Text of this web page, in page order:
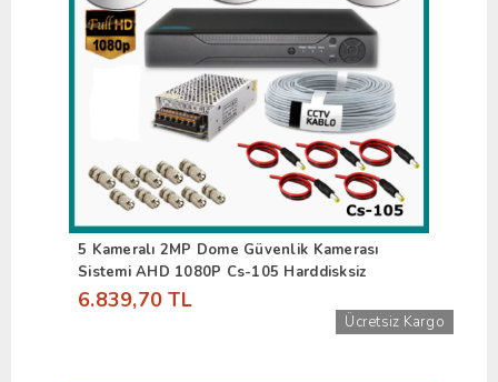
5 Kameralı 2MP Dome Güvenlik Kamerası
Sistemi AHD 1080P Cs-105 Harddisksiz
6.839,70 TL
Ücretsiz Kargo